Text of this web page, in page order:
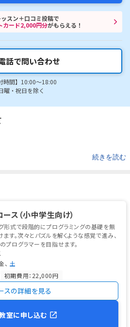
スン＋口コミ投稿で
ード2,000円分がもらえる！
話で問い合わせ
時間】10:00～18:00
曜・祝日を除く
続きを読む
ス（小中学生向け）
形式で段階的にプログラミングの基礎を無
す。次々とパズルを解くような感覚で進み、
プログラマーを目指せます。
土
初期費用：22,000円
スの詳細を見る
室に申し込む